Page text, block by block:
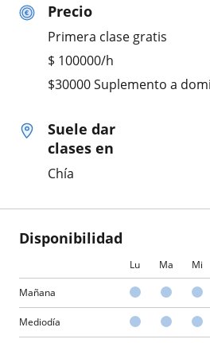
Precio
Primera clase gratis
$ 100000/h
$30000 Suplemento a
Suele dar
clases en
Chía
Disponibilidad
Lu Ma Mi
Mañana
Mediodía